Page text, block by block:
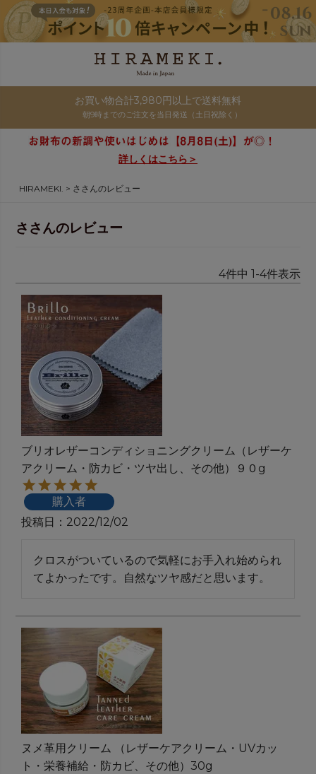
お買い物合計3,980円以上で送料無料
朝9時までのご注文を当日発送（土日祝除く）
詳しくはこちら＞
HIRAMEKI. ささんのレビュー
ささんのレビュー
4件中 1 -4件表示
ブリオレザーコンディショニングクリーム（レザーケ
アクリーム・防カビ・ツヤ出し、その他）９０g
購入者
投稿日
2022/12/02
クロスがついているので気軽にお手入れ始められ
てよかったです。自然なツヤ感だと思います。
ヌメ革用クリーム （レザーケアクリーム・UVカッ
ト・栄養補給・防カビ、その他）30g